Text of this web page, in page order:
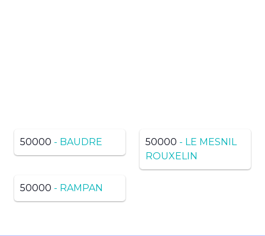
50000 - BAUDRE 50000 - LE MESNIL
ROUXELIN
50000 - RAMPAN